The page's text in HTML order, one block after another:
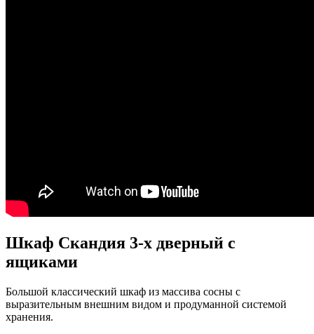
Шкаф Скандия 3-х дверный с
ящиками
Большой классический шкаф из массива сосны с
выразительным внешним видом и продуманной системой
хранения.